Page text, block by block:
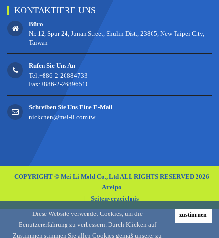
KONTAKTIERE UNS
Büro
Nr. 12, Spur 24, Junan Street, Shulin Dist., 23865, New Taipei City,
Taiwan
Rufen Sie Uns An
Tel:+886-2-26884733
Fax:+886-2-26896510
Schreiben Sie Uns Eine E-Mail
nickchen@mei-li.com.tw
zustimmen
Diese Website verwendet Cookies, um die
Benutzererfahrung zu verbessern. Durch Klicken auf
Zustimmen stimmen Sie allen Cookies gemäß unserer zu
COPYRIGHT © Mei Li Mold Co., Ltd ALL RIGHTS RESERVED 2026
Atteipo
|
Seitenverzeichnis